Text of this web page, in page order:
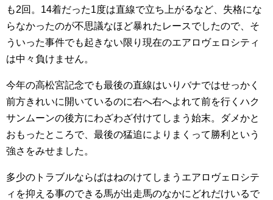
も2回。14着だった1度は直線で立ち上がるなど、失格にな
らなかったのが不思議なほど暴れたレースでしたので、そ
ういった事件でも起きない限り現在のエアロヴェロシティ
は中々負けません。
今年の高松宮記念でも最後の直線はいりバナではせっかく
前方きれいに開いているのに右へ右へよれて前を行くハク
サンムーンの後方にわざわざ付けてしまう始末。ダメかと
おもったところで、最後の猛追によりまくって勝利という
強さをみせました。
多少のトラブルならばはねのけてしまうエアロヴェロシテ
ィを抑える事のできる馬が出走馬のなかにどれだけいるで